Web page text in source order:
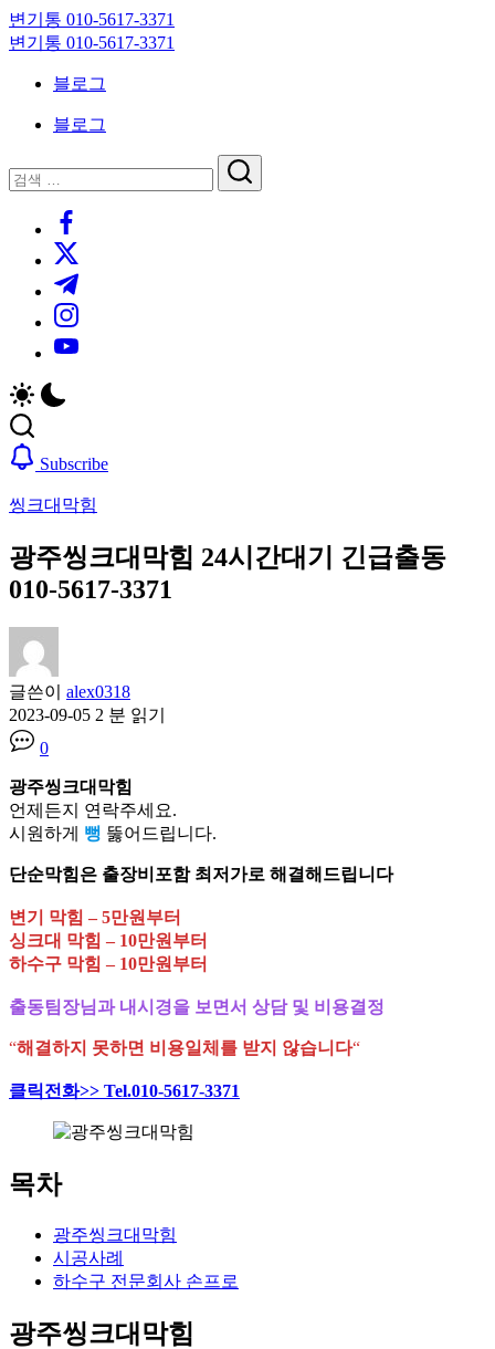
Skip
to
content
변기통 010-5617-3371
변
대
기
변기통 010-5617-3371
크
대
기
블로그
블로그
닫
기
검
검
https://www.facebook.com/
https://twitter.com/
https://t.me/
https://www.instagram.com/
https://youtube.com/
Subscribe
씽크대막힘
광주씽크대막힘 24시간대기 긴급출동
010-5617-3371
글쓴이 alex0318
2023-09-05 2 분 읽기
0
광주씽크대막힘
언제든지 연락주세요.
시원하게 뻥 뚫어드립니다.
단순막힘은 출장비포함 최저가로 해결해드립니다
변기 막힘 – 5만원부터
싱크대 막힘 – 10만원부터
하수구 막힘 – 10만원부터
출동팀장님과 내시경을 보면서 상담 및 비용결정
“해결하지 못하면 비용일체를 받지 않습니다“
클릭전화>> Tel.010-5617-3371
목차
광주씽크대막힘
시공사례
하수구 전문회사 손프로
광주씽크대막힘